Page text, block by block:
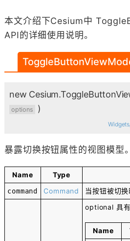
本文介绍下Cesium中
API的详细使用说明。
new
options )
暴露切换按钮属性的视图模型。
Name Type
command Command 当按钮被切换
optional 具
Name